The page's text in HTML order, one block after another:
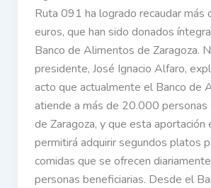
Ruta 091 ha logrado recaudar
euros, que han sido donados
Banco de Alimentos de Zaragoza.
presidente, José Ignacio Alfaro,
acto que actualmente el Banco de
atiende a más de 20.000 personas
de Zaragoza, y que esta aportación
permitirá adquirir segundos platos
comidas que se ofrecen
personas beneficiarias. Desde el